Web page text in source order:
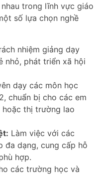
trong lĩnh vực giáo
số lựa chọn nghề
nhiệm giảng dạy
nhỏ, phát triển xã hội
dạy các môn học
chuẩn bị cho các em
thị trường lao
Làm việc với các
đa dạng, cung cấp hỗ
hợp.
các trường học và